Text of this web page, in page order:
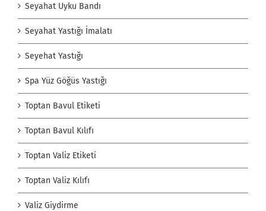
Seyahat Uyku Bandı
Seyahat Yastığı İmalatı
Seyehat Yastığı
Spa Yüz Göğüs Yastığı
Toptan Bavul Etiketi
Toptan Bavul Kılıfı
Toptan Valiz Etiketi
Toptan Valiz Kılıfı
Valiz Giydirme